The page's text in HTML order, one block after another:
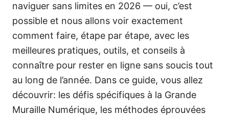
naviguer sans limites en 2026 — oui, c’est
possible et nous allons voir exactement
comment faire, étape par étape, avec les
meilleures pratiques, outils, et conseils à
connaître pour rester en ligne sans soucis tout
au long de l’année. Dans ce guide, vous allez
découvrir: les défis spécifiques à la Grande
Muraille Numérique, les méthodes éprouvées